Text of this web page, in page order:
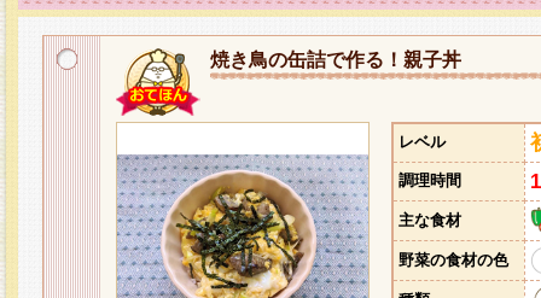
焼き鳥の缶詰で作る！親子丼
レベル
調理時間
主な食材
野菜の食材の色